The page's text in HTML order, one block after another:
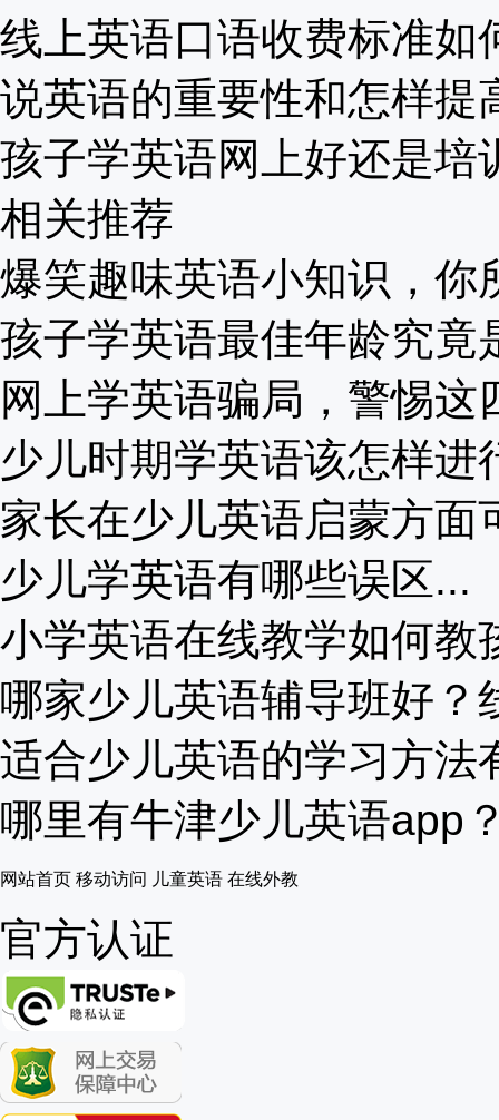
线上英语口语收费标准如
说英语的重要性和怎样提
孩子学英语网上好还是培
相关推荐
爆笑趣味英语小知识，你
孩子学英语最佳年龄究竟
网上学英语骗局，警惕这
少儿时期学英语该怎样进
家长在少儿英语启蒙方面
少儿学英语有哪些误区...
小学英语在线教学如何教
哪家少儿英语辅导班好？
适合少儿英语的学习方法
哪里有牛津少儿英语app
网站首页 移动访问 儿童英语 在线外教
官方认证